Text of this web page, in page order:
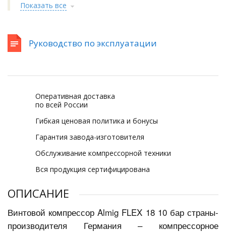
Показать все
Руководство по эксплуатации
Оперативная доставка
по всей России
Гибкая ценовая политика и бонусы
Гарантия завода-изготовителя
Обслуживание компрессорной техники
Вся продукция сертифицирована
ОПИСАНИЕ
Винтовой компрессор Almig FLEX 18 10 бар страны-
производителя Германия – компрессорное